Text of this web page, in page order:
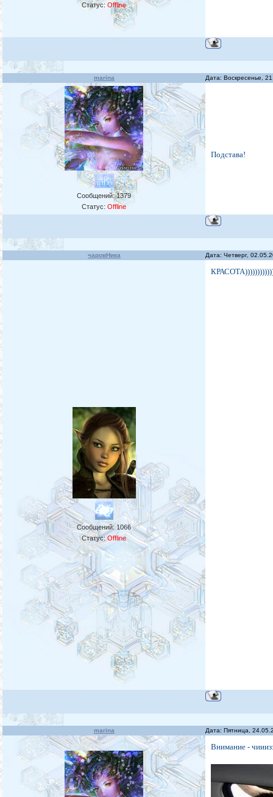
Статус:Offline
marina Дата: Воскресенье,
Сообщений:1379
Статус:Offline
Подстава!
чаровНика Дата: Четверг,
Сообщений:1066
Статус:Offline
marina Дата: Пятница,
Внимание -